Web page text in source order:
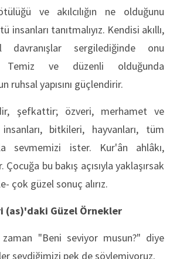
ve akılcılığın ne olduğunu
insanları tanıtmalıyız. Kendisi akıllı,
sergilediğinde onu
Temiz ve düzenli olduğunda
ruhsal yapısını güçlendirir.
şefkattir; özveri, merhamet ve
bitkileri, hayvanları, tüm
sevmemizi ister. Kur'ân ahlâkı,
Çocuğa bu bakış açısıyla yaklaşırsak
çok güzel sonuç alırız.
(as)'daki Güzel Örnekler
"Beni seviyor musun?" diye
sevdiğimizi pek de söylemiyoruz.